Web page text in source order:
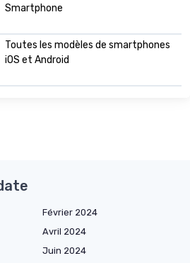
Smartphone
Toutes les modèles de smartphones
iOS et Android
Février 2024
Avril 2024
Juin 2024